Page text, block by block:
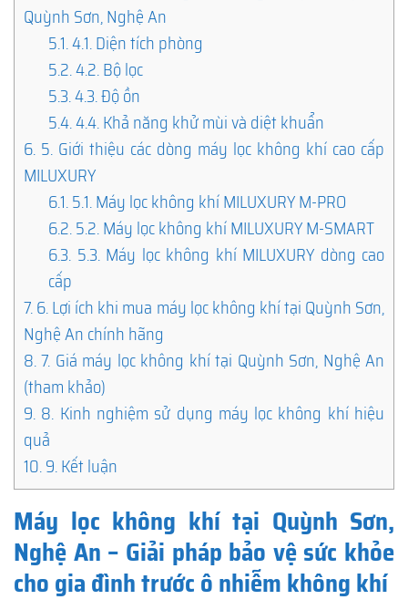
Quỳnh Sơn, Nghệ An
5.1.4.1. Diện tích phòng
5.2.4.2. Bộ lọc
5.3.4.3. Độ ồn
5.4.4.4. Khả năng khử mùi và diệt khuẩn
6. 5. Giới thiệu các dòng máy lọc không khí cao cấp
MILUXURY
6.1.5.1. Máy lọc không khí MILUXURY M-PRO
6.2.5.2. Máy lọc không khí MILUXURY M-SMART
6.3. 5.3. Máy lọc không khí MILUXURY dòng cao
cấp
7.6. Lợi ích khi mua máy lọc không khí tại Quỳnh Sơn,
Nghệ An chính hãng
8.7. Giá máy lọc không khí tại Quỳnh Sơn, Nghệ An
(tham khảo)
9. 8. Kinh nghiệm sử dụng máy lọc không khí hiệu
quả
10.9. Kết luận
Máy lọc không khí tại Quỳnh Sơn,
Nghệ An – Giải pháp bảo vệ sức khỏe
cho gia đình trước ô nhiễm không khí